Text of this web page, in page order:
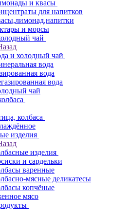
и квасы
для напитков
и морсы
чай
и холодный чай
вода
вода
вода
чай
колбаса
изделия
изделия
и сардельки
варенные
мясные деликатесы
копчёные
мясо